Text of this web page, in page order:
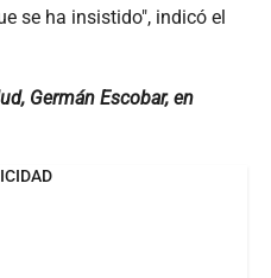
se ha insistido", indicó el
Germán Escobar, en